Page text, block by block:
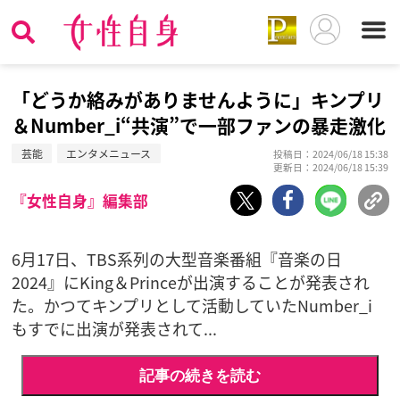
「どうか絡みがありませんように」キンプリ
＆Number_i“共演”で一部ファンの暴走激化
芸能 エンタメニュース
投稿日：2024/06/18 15:38
更新日：2024/06/18 15:39
『女性自身』編集部
6月17日、TBS系列の大型音楽番組『音楽の日
2024』にKing＆Princeが出演することが発表され
た。かつてキンプリとして活動していたNumber_i
もすでに出演が発表されて...
記事の続きを読む